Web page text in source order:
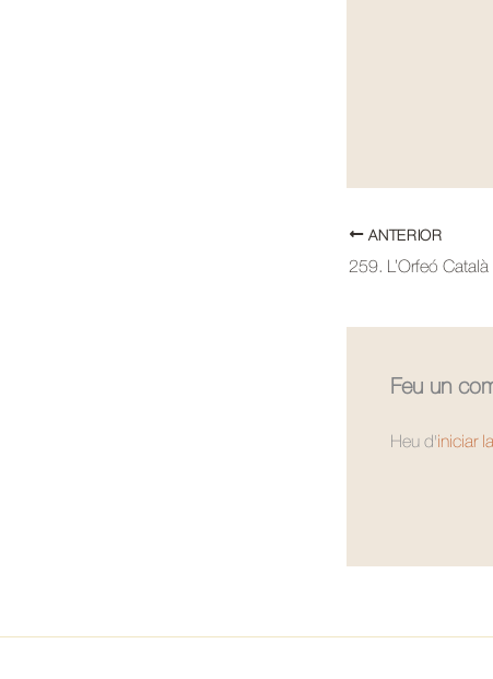
ANTERIOR
259. L’Orfeó Català
Feu un
Heu d'iniciar